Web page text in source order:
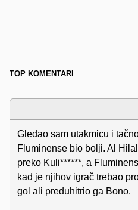
TOP KOMENTARI
Gledao sam utakmicu i
Fluminense bio bolji. Al
preko Kuli******, a
kad je njihov igrač trebao
gol ali preduhitrio ga Bono.